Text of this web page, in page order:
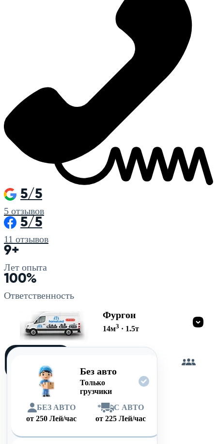
5/5
5 отзывов
5/5
11 отзывов
9+
Лет опыта
100%
Ответственность
Фургон
14м3 · 1.5т
Без авто
Только
грузчики
БЕЗ АВТО
от250 Лей/час
*
С АВТО
от 225 Лей/час